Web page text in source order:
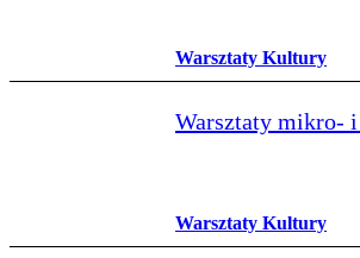
Warsztaty Kultury
Warsztaty mikro-
Warsztaty Kultury